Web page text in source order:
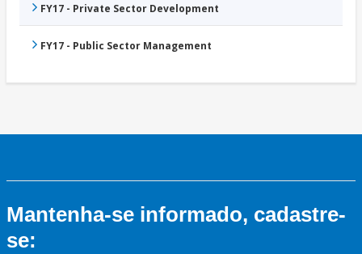
FY17 - Private Sector Development
FY17 - Public Sector Management
Mantenha-se informado, cadastre-
se: